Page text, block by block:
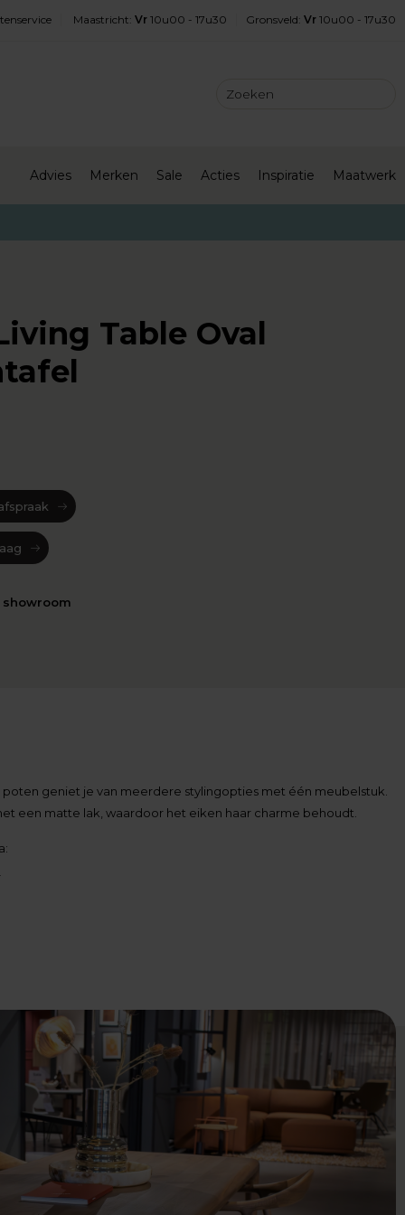
Maastricht: Vr 10u00 - 17u30 Gronsveld: Vr 10u00 - 17u30
Advies Merken Sale Acties Inspiratie Maatwerk
Table Oval
geniet je van meerdere stylingopties met één meubelstuk.
een matte lak, waardoor het eiken haar charme behoudt.